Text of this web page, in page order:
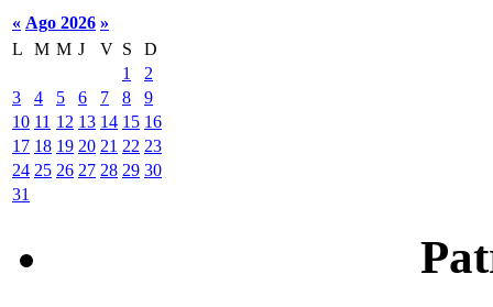
« Ago 2026 »
L
M M J V S
D
1
2
3
4 5 6 7 8
9
10 11 12 13 14 15 16
17 18 19 20 21 22 23
24 25 26 27 28 29 30
31